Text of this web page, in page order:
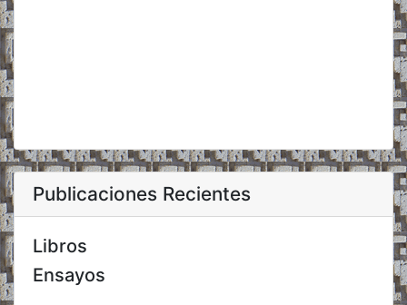
Publicaciones Recientes
Libros
Ensayos